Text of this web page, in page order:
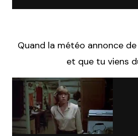
Quand la météo annonce
et que tu viens